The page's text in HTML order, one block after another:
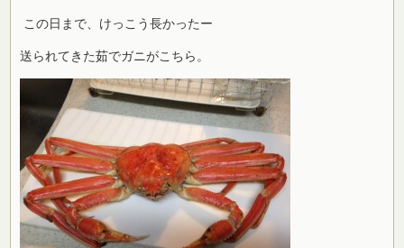
この日まで、けっこう長かったー
送られてきた茹でガニがこちら。